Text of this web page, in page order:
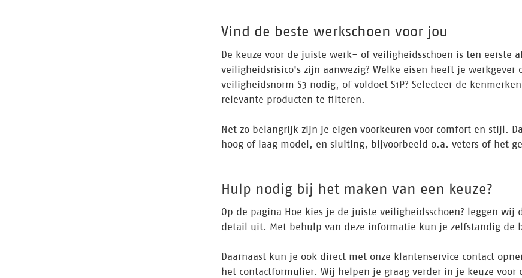
Vind de beste werkschoen voor jou
De keuze voor de juiste werk- of veiligheidsschoen is ten eerste
veiligheidsrisico's zijn aanwezig? Welke eisen heeft je
veiligheidsnorm S3 nodig, of voldoet S1P? Selecteer de
relevante producten te filteren.
Net zo belangrijk zijn je eigen voorkeuren voor comfort en stijl.
hoog of laag model, en sluiting, bijvoorbeeld o.a. veters of het
Hulp nodig bij het maken van een keuze?
Op de pagina Hoe kies je de juiste veiligheidsschoen? leggen wij
detail uit. Met behulp van deze informatie kun je zelfstandig de
Daarnaast kun je ook direct met onze klantenservice contact
het contactformulier. Wij helpen je graag verder in je keuze voor